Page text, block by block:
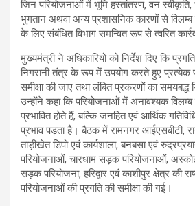
जिन परियोजनाओं में भूमि हस्तांतरण, वन स्वीकृति,
भुगतान अथवा अन्य प्रशासनिक कारणों से विलम्ब
के लिए संबंधित विभाग समन्वित रूप से त्वरित
मुख्यमंत्री ने अधिकारियों को निर्देश दिए कि प्रगति
निगरानी तंत्र के रूप में उपयोग करते हुए प्रत्येक
समीक्षा की जाए तथा लंबित प्रकरणों का समयबद्ध
उन्होंने कहा कि परियोजनाओं में अनावश्यक
प्रभावित होते हैं, बल्कि जनहित एवं आर्थिक
प्रभाव पड़ता है। बैठक में रामनगर आईएसबीटी,
ताड़ीखेत डिपो एवं कार्यशाला, बनबसा एवं
परियोजनाओं, चारधाम सड़क परियोजनाओं,
सड़क परियोजना, हरिद्वार एवं काशीपुर क्षेत्र की
परियोजनाओं की प्रगति की समीक्षा की गई।